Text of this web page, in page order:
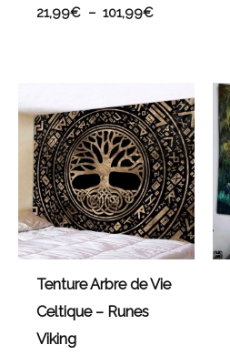
21,99€ – 101,99€
Tenture Arbre de Vie
Celtique – Runes
Viking
de
prix :
21,99€
à
93,99€